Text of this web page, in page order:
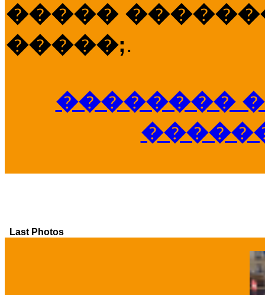
�����
�����;.
��������
Last Photos